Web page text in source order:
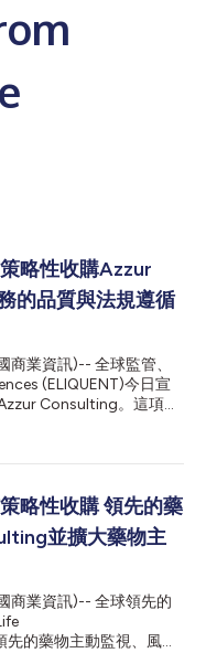
略性收購Azzur
品質與法規遵循
商業資訊)-- 全球監管、
(ELIQUENT)今日宣
Consulting。這項策
業許多最複雜的符合良好
的平台實力，使我們
為客戶提供更好的服務，
此次收購，ELIQUENT
科學公司提供涵蓋整個
由經驗豐富的品質、
的專業知識，並強化了
證、設施鑑定以及IT系
略性收購 領先的藥
並擴大藥物主
商業資訊)-- 全球領先的
的藥物主動監視、風險